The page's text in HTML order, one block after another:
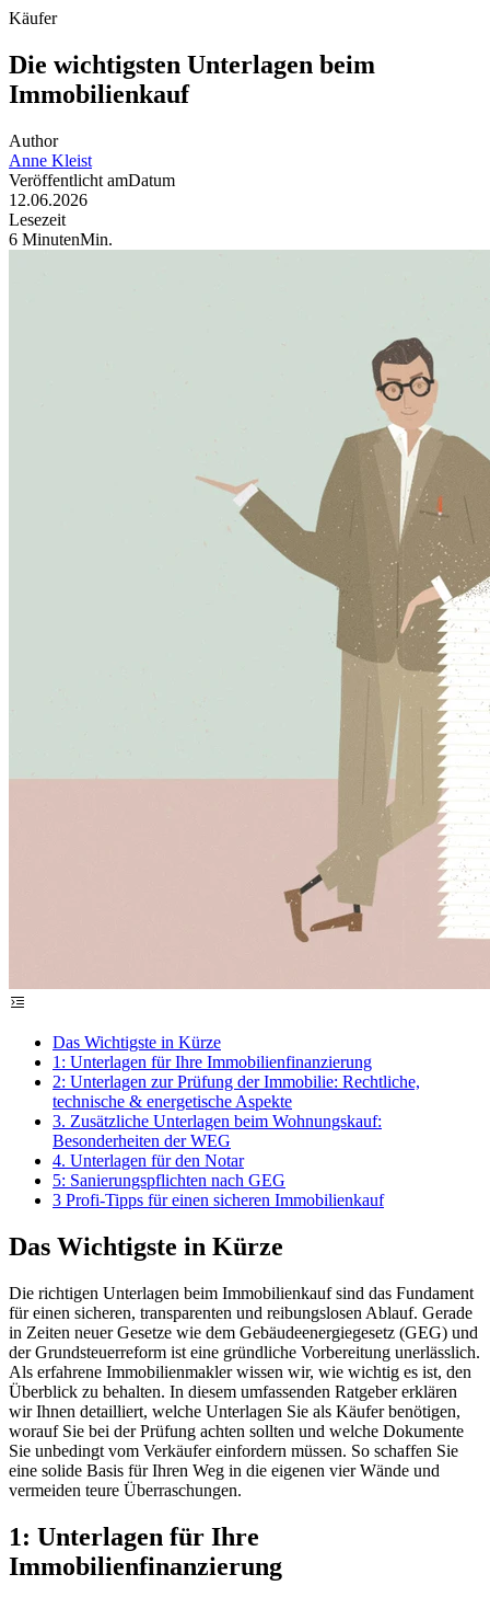
Käufer
Die wichtigsten Unterlagen beim
Immobilienkauf
Author
Anne Kleist
Veröffentlicht amDatum
12.06.2026
Lesezeit
6 MinutenMin.
Das Wichtigste in Kürze
1: Unterlagen für Ihre Immobilienfinanzierung
2: Unterlagen zur Prüfung der Immobilie: Rechtliche,
technische & energetische Aspekte
3. Zusätzliche Unterlagen beim Wohnungskauf:
Besonderheiten der WEG
4. Unterlagen für den Notar
5: Sanierungspflichten nach GEG
3 Profi-Tipps für einen sicheren Immobilienkauf
Das Wichtigste in Kürze
Die richtigen Unterlagen beim Immobilienkauf sind das Fundament
für einen sicheren, transparenten und reibungslosen Ablauf. Gerade
in Zeiten neuer Gesetze wie dem Gebäudeenergiegesetz (GEG) und
der Grundsteuerreform ist eine gründliche Vorbereitung unerlässlich.
Als erfahrene Immobilienmakler wissen wir, wie wichtig es ist, den
Überblick zu behalten. In diesem umfassenden Ratgeber erklären
wir Ihnen detailliert, welche Unterlagen Sie als Käufer benötigen,
worauf Sie bei der Prüfung achten sollten und welche Dokumente
Sie unbedingt vom Verkäufer einfordern müssen. So schaffen Sie
eine solide Basis für Ihren Weg in die eigenen vier Wände und
vermeiden teure Überraschungen.
1: Unterlagen für Ihre
Immobilienfinanzierung